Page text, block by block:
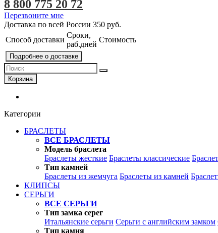
8 800 775 20 72
Перезвоните мне
Доставка по всей России 350 руб.
Способ доставки
Сроки,
раб.дней
Стоимость
Подробнее о доставке
Корзина
Категории
БРАСЛЕТЫ
ВСЕ БРАСЛЕТЫ
Модель браслета
Браслеты жесткие Браслеты классические
Тип камней
Браслеты из жемчуга Браслеты из камней
КЛИПСЫ
СЕРЬГИ
ВСЕ СЕРЬГИ
Тип замка серег
Итальянские серьги Серьги с английским замком
Тип камня